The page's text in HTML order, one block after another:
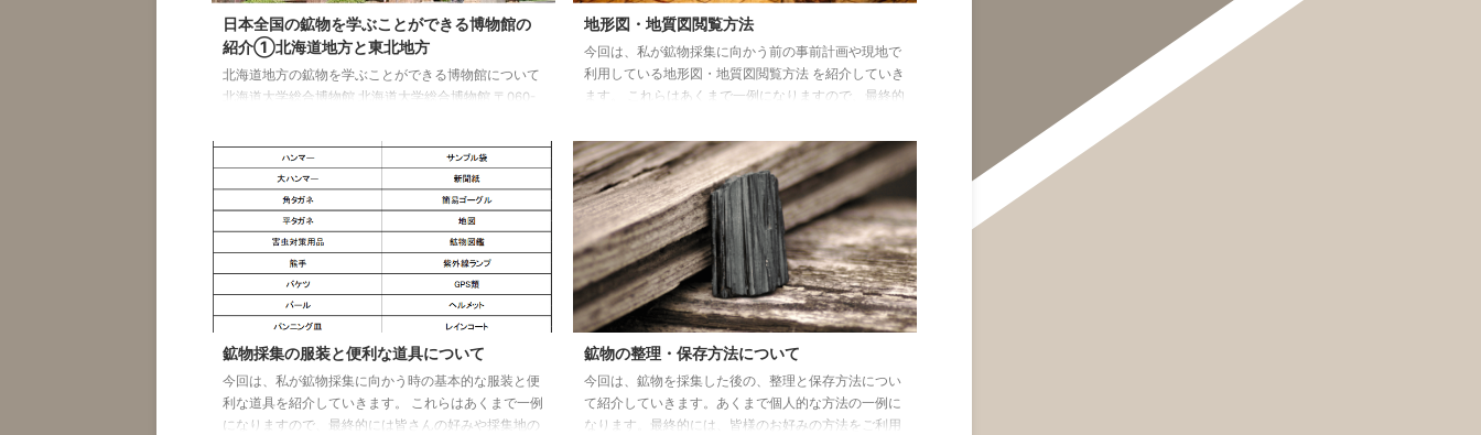
日本全国の鉱物を学ぶことができる博物館の
紹介①北海道地方と東北地方
北海道地方の鉱物を学ぶことができる博物館について
北海道大学総合博物館 北海道大学総合博物館 〒060-
2658 開館時間：10:00-17:00 入館料 ：無料 休館
日 ：月曜日（※祝日は開館し、週明けの平日を休
館）、12/28-1/4 北海道博物館 〒004-0006北海道札幌
市厚別区厚別町小野幌53-2 TEL ：011-898-0466（総
合案内） 開館時間：5月〜9月：9:30〜17:00
10月〜4月：9: ...
地形図・地質図閲覧方法
今回は、私が鉱物採集に向かう前の事前計画や現地で
利用している地形図・地質図閲覧方法 を紹介していき
ます。 これらはあくまで一例になりますので、最終的
地質図をご利用ください。 無料スマホGPSアプリ：ス
ーパー地形の紹介 プロの現場でも使用される信頼で
きるアプリです。 カシミール３Dで利用できる「スー
パー地形データ」がアプリとして登場しました 背景地
図に地理院地図やGoogleMap、地質図も使用できま
す。 本格的なGPS機能を搭載し、GPSデータの編集
や、ナビ ...
鉱物採集の服装と便利な道具について
今回は、私が鉱物採集に向かう時の基本的な服装と便
利な道具を紹介していきます。 これらはあくまで一例
になりますので、最終的には皆さんの好みや採集地の
鉱物の整理・保存方法について
今回は、鉱物を採集した後の、整理と保存方法につい
て紹介していきます。あくまで個人的な方法の一例に
なります。最終的には、皆様のお好みの方法をご利用